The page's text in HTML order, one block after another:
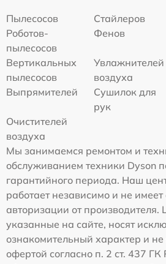
Пылесосов
Стайлеров
Роботов-
пылесосов
Фенов
Вертикальных
пылесосов
Увлажнителей
воздуха
Выпрямителей
Сушилок для
рук
Очистителей
воздуха
Мы занимаемся ремонтом и
обслуживанием техники Dyson
гарантийного периода. Наш
работает независимо и не
авторизации от
указанные на сайте, носят
ознакомительный характер и
офертой согласно п. 2 ст. 437